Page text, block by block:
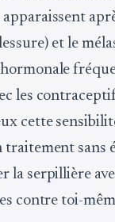
et le
les
cette
sans
la serpillière
contre toi-